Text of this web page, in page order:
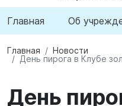
Главная Об
Главная
Новости
День пирога в Клубе
День